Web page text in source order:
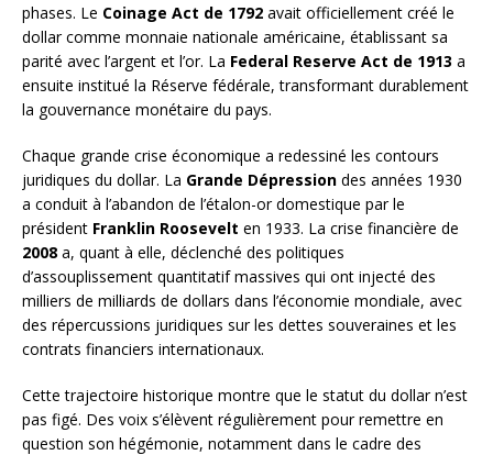
phases. Le Coinage Act de 1792 avait officiellement créé le
dollar comme monnaie nationale américaine, établissant sa
parité avec l’argent et l’or. La Federal Reserve Act de 1913 a
ensuite institué la Réserve fédérale, transformant durablement
la gouvernance monétaire du pays.
Chaque grande crise économique a redessiné les contours
juridiques du dollar. La Grande Dépression des années 1930
a conduit à l’abandon de l’étalon-or domestique par le
président Franklin Roosevelt en 1933. La crise financière de
2008 a, quant à elle, déclenché des politiques
d’assouplissement quantitatif massives qui ont injecté des
milliers de milliards de dollars dans l’économie mondiale, avec
des répercussions juridiques sur les dettes souveraines et les
contrats financiers internationaux.
Cette trajectoire historique montre que le statut du dollar n’est
pas figé. Des voix s’élèvent régulièrement pour remettre en
question son hégémonie, notamment dans le cadre des